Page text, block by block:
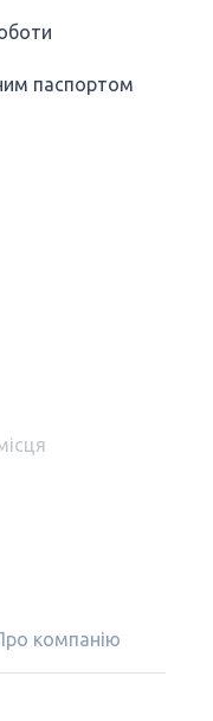
паспортом
компанію